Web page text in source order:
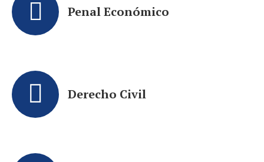
Penal Económico
Derecho Civil